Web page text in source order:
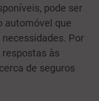
pode ser
automóvel que
Por
às
de seguros